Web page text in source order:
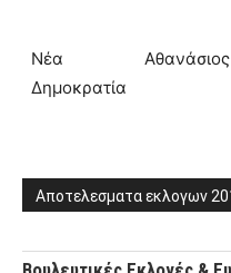
Νέα
Δημοκρατία
Αθανάσιος
Αποτελεσματα εκλογων